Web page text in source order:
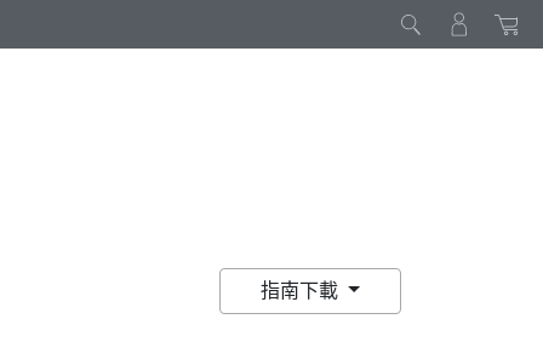
指南下載